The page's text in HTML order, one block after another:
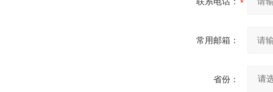
常用邮箱：
省份：